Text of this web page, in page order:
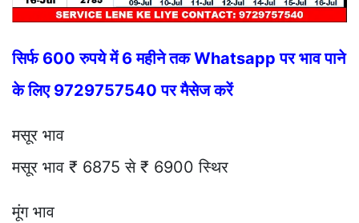
सिर्फ 600 रुपये में 6 महीने तक Whatsapp पर भाव पाने
के लिए 9729757540 पर मैसेज करें
मसूर भाव
मसूर भाव ₹ 6875 से ₹ 6900 स्थिर
मूंग भाव